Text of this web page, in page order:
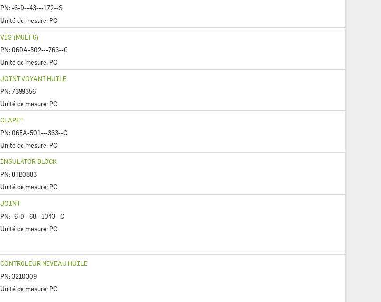
PN:-6-D--43---172--S
Unité de mesure: PC
VIS (MULT 6)
PN:06DA-502---763--C
Unité de mesure: PC
JOINT VOYANT HUILE
PN:7399356
Unité de mesure: PC
CLAPET
PN:06EA-501---363--C
Unité de mesure: PC
INSULATOR BLOCK
PN:8TB0883
Unité de mesure: PC
JOINT
PN:-6-D--68--1043--C
Unité de mesure: PC
CONTROLEUR NIVEAU HUILE
PN: 3210309
Unité de mesure: PC